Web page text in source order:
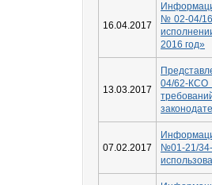
16.04.2017
№02-04/
2016 год»
13.03.2017
04/62-
07.02.2017
№01-21/